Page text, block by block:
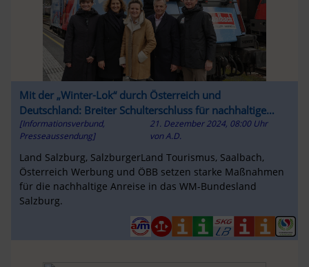
Mit der „Winter-Lok“ durch Österreich und
Deutschland: Breiter Schulterschluss für nachhaltige
Anreise
[Informationsverbund,
Presseaussendung]
21. Dezember 2024, 08:00 Uhr
vonA.D.
Land Salzburg, SalzburgerLand Tourismus, Saalbach,
Österreich Werbung und ÖBB setzen starke Maßnahmen
für die nachhaltige Anreise in das WM-Bundesland
Salzburg.